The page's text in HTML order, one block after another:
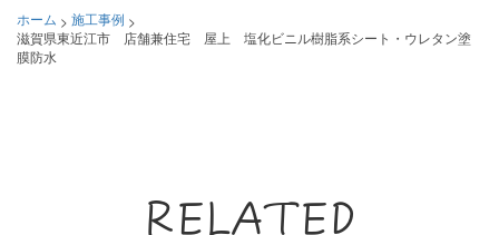
ホーム > 施工事例 >
滋賀県東近江市 店舗兼住宅 屋上 塩化ビニル樹脂系シート・ウレタン塗
膜防水
RELATED